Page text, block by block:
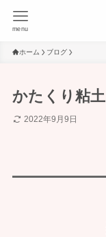
menu
ホーム ブログ
かたくり粘土
2022年9月9日